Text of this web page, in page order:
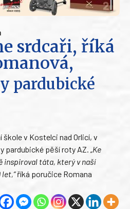
srdcaři, říká
pardubické
v Kostelci nad Orlicí, v
pardubické pěší roty AZ. „Ke
inspiroval táta, který v naší
říká poručice Romana